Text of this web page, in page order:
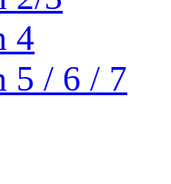
4
5 / 6 / 7